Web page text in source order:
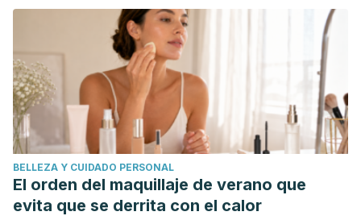
BELLEZA Y CUIDADO PERSONAL
El orden del maquillaje de verano que
evita que se derrita con el calor